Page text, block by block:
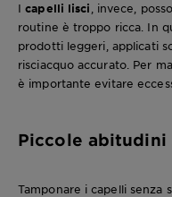
Icapelli lisci , invece,
routine è troppo ricca. In
prodotti leggeri, applicati
risciacquo accurato. Per
è importante evitare
Piccole abitudini
Tamponare i capelli senza